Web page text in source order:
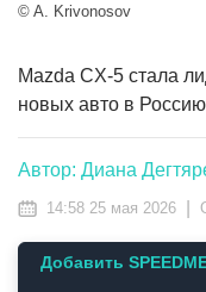
© A. Krivonosov
Mazda CX-5 стала
новых авто в Россию
Автор: Диана
14:58 25 мая 2026
Добавить